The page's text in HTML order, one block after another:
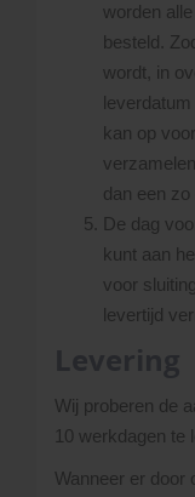
worden
besteld.
wordt, in
kan op
dan een
De dag
kunt aan
voor
levertijd
Wij proberen de
10 werkdagen te
Wanneer er door